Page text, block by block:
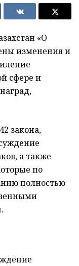
«О
изменения и
сфере и
закона,
а также
по
полностью